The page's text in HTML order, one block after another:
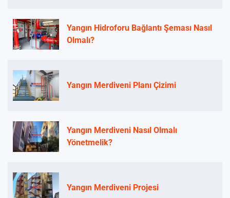
Yangın Hidroforu Bağlantı Şeması Nasıl
Olmalı?
Yangın Merdiveni Planı Çizimi
Yangın Merdiveni Nasıl Olmalı
Yönetmelik?
Yangın Merdiveni Projesi